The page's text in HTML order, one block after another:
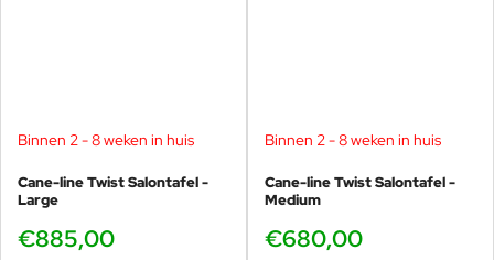
Binnen 2 - 8 weken in huis
Cane-line Twist Salontafel -
Large
€885,00
Binnen 2 - 8 weken in huis
Cane-line Twist Salontafel -
Medium
€680,00